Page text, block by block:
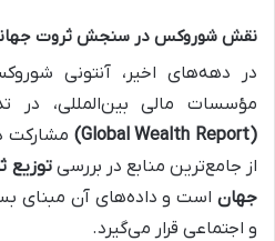
نقش شوروکس در سنجش ثروت
در دهه‌های اخیر، آنتونی
مؤسسات مالی بین‌المللی، در
(Global Wealth Report)
مشارکت
از جامع‌ترین منابع در بررسیتوزیع
جهان است و داده‌های آن مبنای
و اجتماعی قرار می‌گیرد.